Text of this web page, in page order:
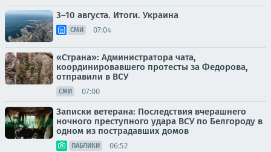
3–10 августа. Итоги. Украина
СМИ 07:04
«Страна»: Администратора чата,
координировавшего протесты за Федорова,
отправили в ВСУ
СМИ 07:00
Записки ветерана: Последствия вчерашнего
ночного преступного удара ВСУ по Белгороду в
одном из пострадавших домов
ПАБЛИКИ 06:52